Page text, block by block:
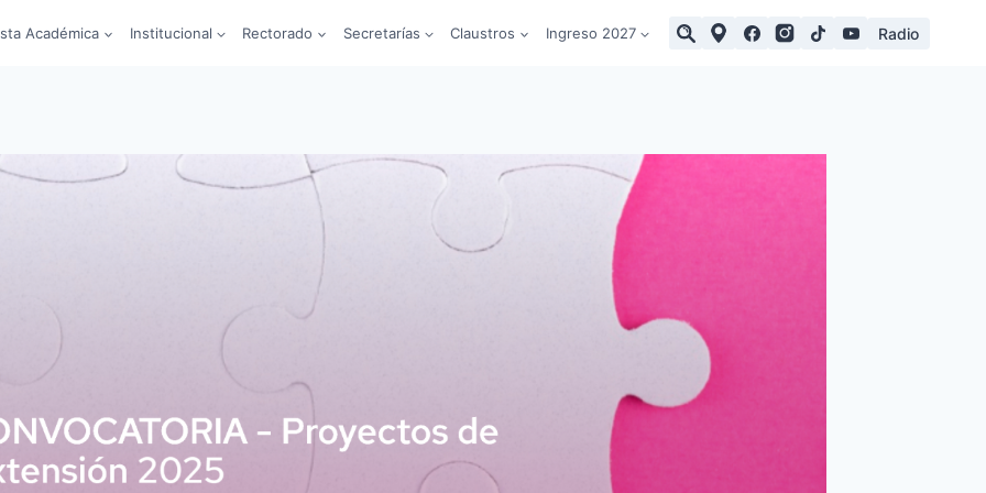
Académica Institucional Rectorado Secretarías Claustros Ingreso 2027 Radio